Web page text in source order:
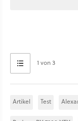
1 von 3
Artikel Test